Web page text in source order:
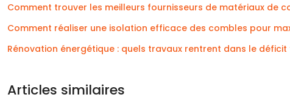
Comment trouver les meilleurs fournisseurs de matériaux de
Comment réaliser une isolation efficace des combles pour
Rénovation énergétique : quels travaux rentrent dans le déficit
Articles similaires